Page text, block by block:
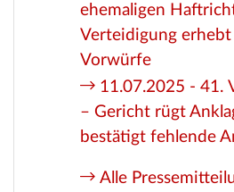
ehemaligen
Verteidigung erhebt
Vorwürfe
11.07.2025 - 41.
– Gericht rügt
bestätigt fehlende
Alle